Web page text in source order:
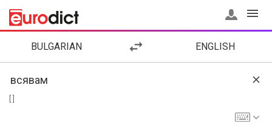
BULGARIAN ENGLISH